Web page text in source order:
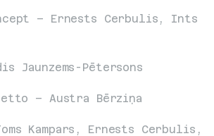
– Ernests Cerbulis, Ints
Jaunzems-Pētersons
– Austra Bērziņa
Kampars, Ernests Cerbulis,